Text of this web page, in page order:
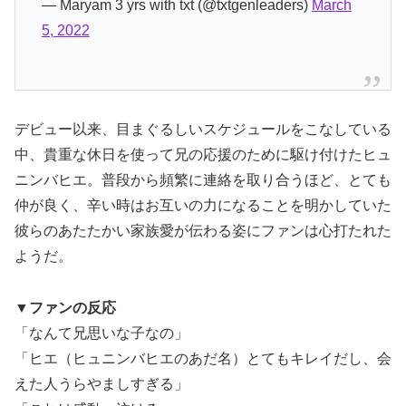
— Maryam 3 yrs with txt (@txtgenleaders) March
5, 2022
デビュー以来、目まぐるしいスケジュールをこなしている
中、貴重な休日を使って兄の応援のために駆け付けたヒュ
ニンバヒエ。普段から頻繁に連絡を取り合うほど、とても
仲が良く、辛い時はお互いの力になることを明かしていた
彼らのあたたかい家族愛が伝わる姿にファンは心打たれた
ようだ。
▼ファンの反応
「なんて兄思いな子なの」
「ヒエ（ヒュニンバヒエのあだ名）とてもキレイだし、会
えた人うらやましすぎる」